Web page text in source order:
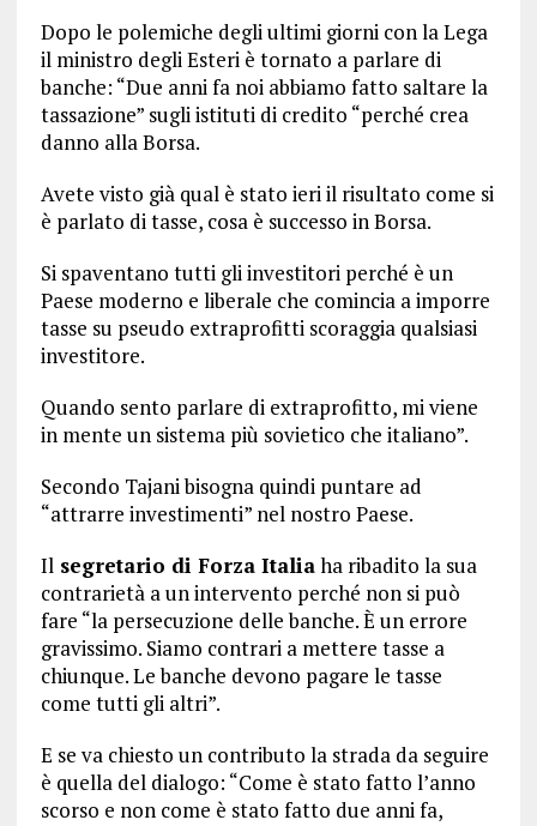
Dopo le polemiche degli ultimi giorni con la Lega
il ministro degli Esteri è tornato a parlare di
banche: “Due anni fa noi abbiamo fatto saltare la
tassazione” sugli istituti di credito “perché crea
danno alla Borsa.
Avete visto già qual è stato ieri il risultato come si
è parlato di tasse, cosa è successo in Borsa.
Si spaventano tutti gli investitori perché è un
Paese moderno e liberale che comincia a imporre
tasse su pseudo extraprofitti scoraggia qualsiasi
investitore.
Quando sento parlare di extraprofitto, mi viene
in mente un sistema più sovietico che italiano”.
Secondo Tajani bisogna quindi puntare ad
“attrarre investimenti” nel nostro Paese.
Ilsegretario di Forza Italiaha ribadito la sua
contrarietà a un intervento perché non si può
fare “la persecuzione delle banche. È un errore
gravissimo. Siamo contrari a mettere tasse a
chiunque. Le banche devono pagare le tasse
come tutti gli altri”.
E se va chiesto un contributo la strada da seguire
è quella del dialogo: “Come è stato fatto l’anno
scorso e non come è stato fatto due anni fa,